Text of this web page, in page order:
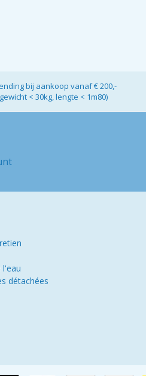
bij aankoop vanaf € 200,-
< 30kg, lengte < 1m80)
l'eau
détachées